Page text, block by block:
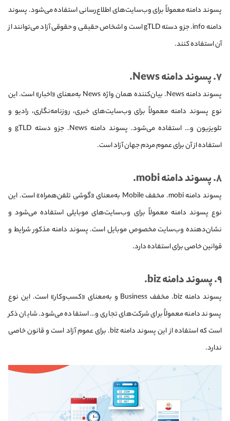
پسوند دامنه معمولاً برای وب‌سایت‌های اطلاع‌رسانی استفاده می‌شود. پسوند
دامنه info. جزو دسته gTLD است و اشخاص حقیقی و حقوقی آزاد می‌توانند از
آن استفاده کنند.
۷. پسوند دامنه News.
پسوند دامنه News. بیان‌کننده همان واژه News به‌معنای «اخبار» است. این
نوع پسوند دامنه معمولاً برای وب‌سایت‌های خبری، روزنامه‌نگاری، رادیو و
تلویزیون و… استفاده می‌شود. پسوند دامنه News. جزو دسته gTLD و
استفاده از آن برای عموم مردم جهان آزاد است.
۸. پسوند دامنه mobi.
پسوند دامنه mobi. مخفف Mobile به‌معنای «گوشی تلفن‌همراه» است. این
نوع پسوند دامنه معمولاً برای وب‌سایت‌های موبایلی استفاده می‌شود و
نشان‌دهنده وب‌سایت مخصوص موبایل است. پسوند دامنه مذکور شرایط و
قوانین خاصی برای استفاده دارد.
۹. پسوند دامنه biz.
پسوند دامنه biz. مخفف Business و به‌معنای «کسب‌وکار» است. این نوع
پسوند دامنه معمولاً برای شرکت‌های تجاری و… استفاده می‌شود. شایان ذکر
است که استفاده از این پسوند دامنه biz. برای عموم آزاد است و قانون خاصی
ندارد.